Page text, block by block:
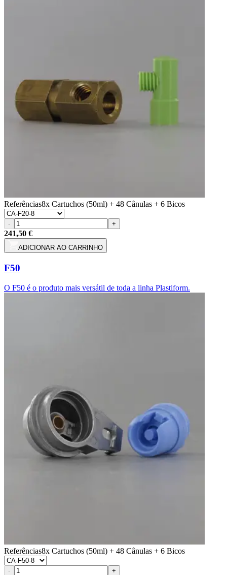
Referências8x Cartuchos (50ml) + 48 Cânulas + 6 Bicos
- +
241,50 €
ADICIONAR AO CARRINHO
F50
O F50 é o produto mais versátil de toda a linha Plastiform.
Referências8x Cartuchos (50ml) + 48 Cânulas + 6 Bicos
- +